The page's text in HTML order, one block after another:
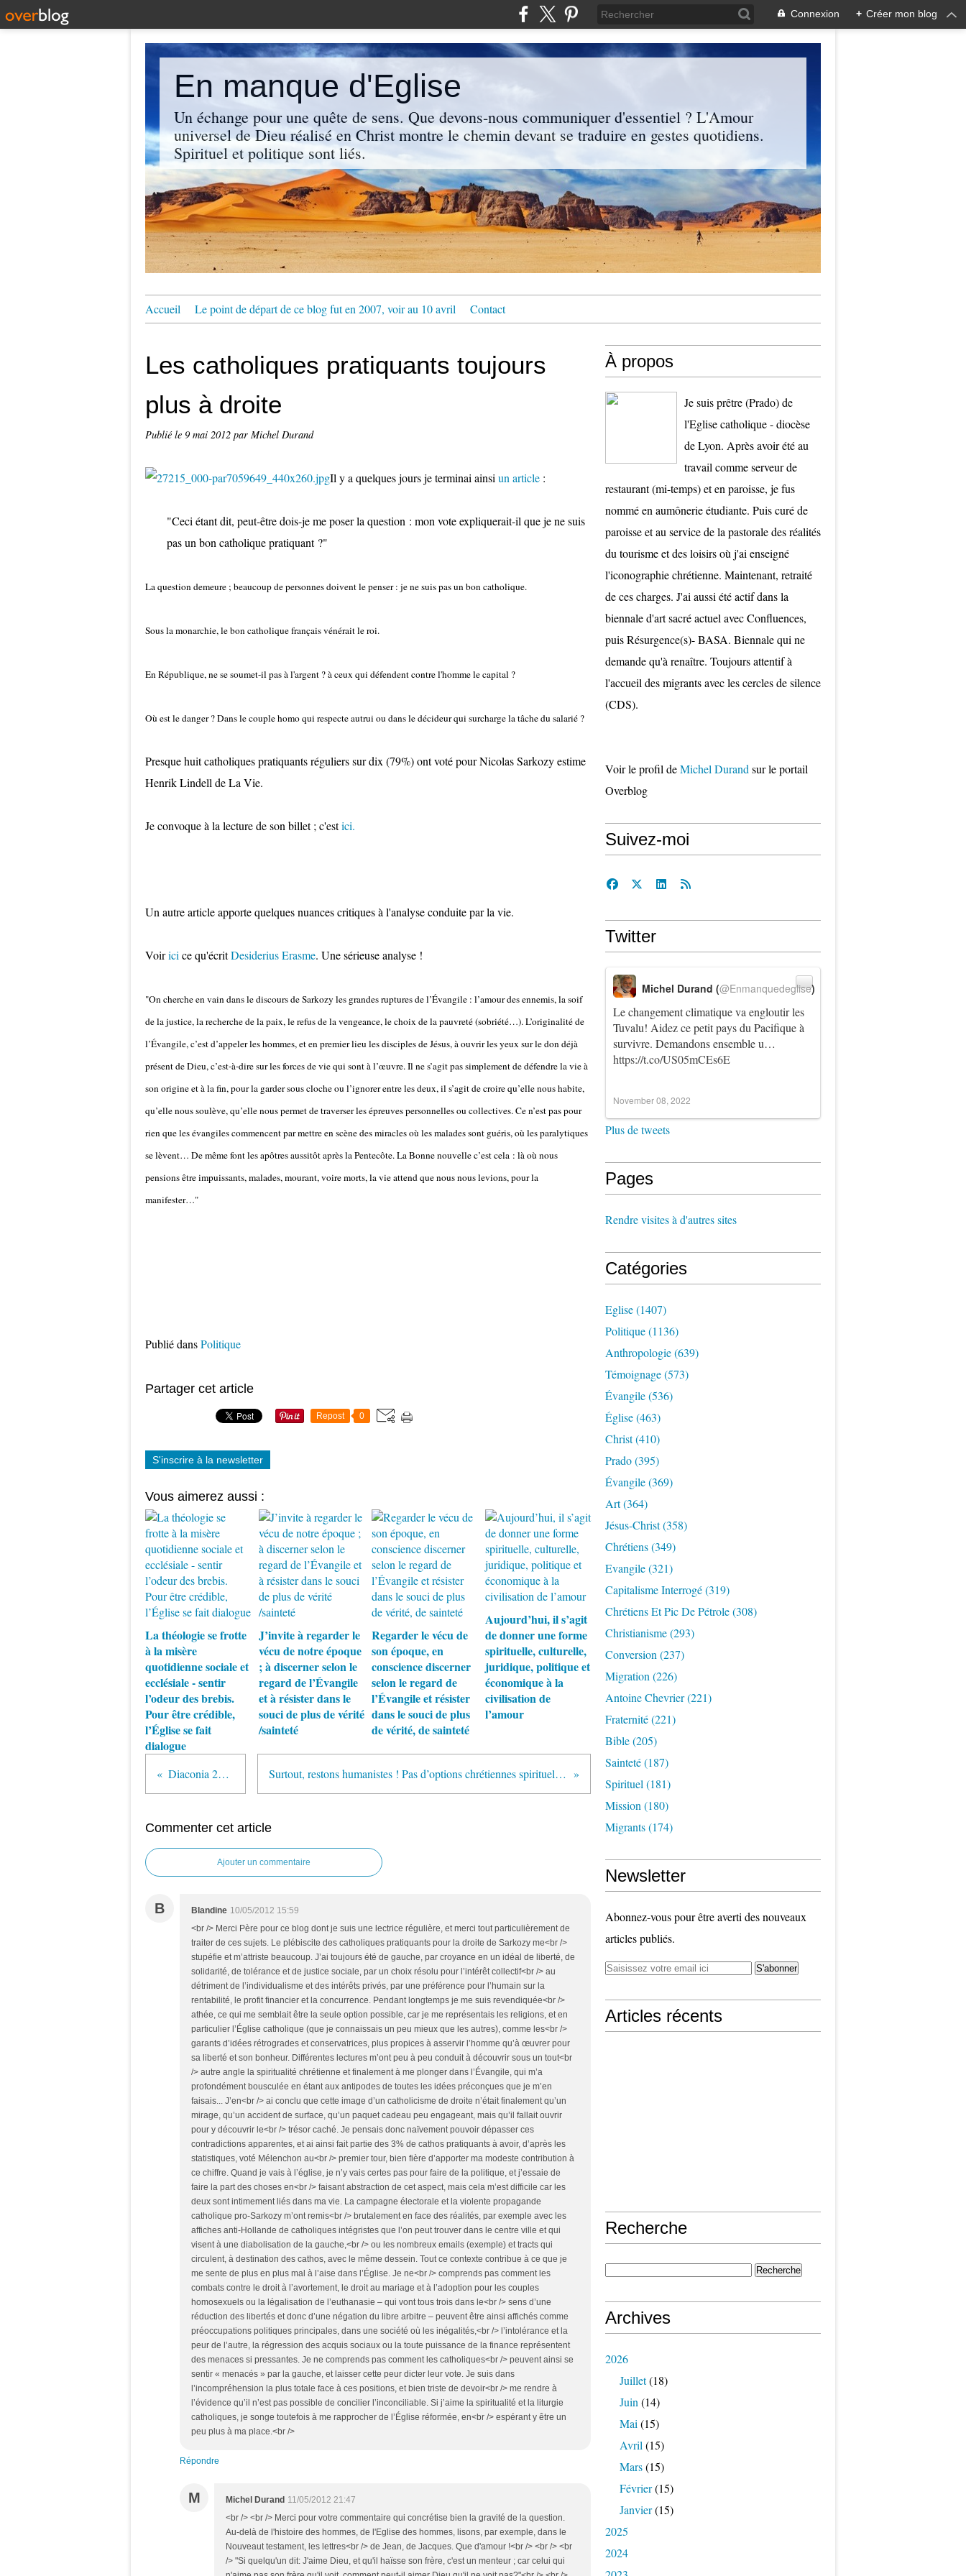
Connexion + Créer mon blog
En manque d'Eglise
Un échange pour une quête de sens. Que devons-nous communiquer d'essentiel ? L'Amour
universel de Dieu réalisé en Christ montre le chemin devant se traduire en gestes quotidiens.
Spirituel et politique sont liés.
Accueil Le point de départ de ce blog fut en 2007, voir au 10 avril Contact
Les catholiques pratiquants toujours
plus à droite
Publié le 9 mai 2012 par Michel Durand
Il y a quelques jours je terminai ainsi un article :
"Ceci étant dit, peut-être dois-je me poser la question : mon vote expliquerait-il que je ne suis
pas un bon catholique pratiquant ?"
La question demeure ; beaucoup de personnes doivent le penser : je ne suis pas un bon catholique.
Sous la monarchie, le bon catholique français vénérait le roi.
En République, ne se soumet-il pas à l'argent ? à ceux qui défendent contre l'homme le capital ?
Où est le danger ? Dans le couple homo qui respecte autrui ou dans le décideur qui surcharge la tâche du salarié ?
Presque huit catholiques pratiquants réguliers sur dix (79%) ont voté pour Nicolas Sarkozy estime
Henrik Lindell de La Vie.
Je convoque à la lecture de son billet ; c'estici.
Un autre article apporte quelques nuances critiques à l'analyse conduite par la vie.
Voirici ce qu'écritDesiderius Erasme. Une sérieuse analyse !
"On cherche en vain dans le discours de Sarkozy les grandes ruptures de l’Évangile : l’amour des ennemis, la soif
de la justice, la recherche de la paix, le refus de la vengeance, le choix de la pauvreté (sobriété…). L’originalité de
l’Évangile, c’est d’appeler les hommes, et en premier lieu les disciples de Jésus, à ouvrir les yeux sur le don déjà
présent de Dieu, c’est-à-dire sur les forces de vie qui sont à l’œuvre. Il ne s’agit pas simplement de défendre la vie à
son origine et à la fin, pour la garder sous cloche ou l’ignorer entre les deux, il s’agit de croire qu’elle nous habite,
qu’elle nous soulève, qu’elle nous permet de traverser les épreuves personnelles ou collectives. Ce n’est pas pour
rien que les évangiles commencent par mettre en scène des miracles où les malades sont guéris, où les paralytiques
se lèvent… De même font les apôtres aussitôt après la Pentecôte. La Bonne nouvelle c’est cela : là où nous
pensions être impuissants, malades, mourant, voire morts, la vie attend que nous nous levions, pour la
manifester…"
Publié dansPolitique
Partager cet article
Repost 0
S'inscrire à la newsletter
Vous aimerez aussi :
La théologie se frotte
à la misère
quotidienne sociale et
ecclésiale - sentir
l’odeur des brebis.
Pour être crédible,
l’Église se fait
dialogue
J’invite à regarder le
vécu de notre époque
; à discerner selon le
regard de l’Évangile
et à résister dans le
souci de plus de vérité
/sainteté
Regarder le vécu de
son époque, en
conscience discerner
selon le regard de
l’Évangile et résister
dans le souci de plus
de vérité, de sainteté
Aujourd’hui, il s’agit
de donner une forme
spirituelle, culturelle,
juridique, politique et
économique à la
civilisation de
l’amour
Diaconia 2013 Surtout, restons humanistes ! Pas d’options chrétiennes spirituelles.
Commenter cet article
Ajouter un commentaire
B Blandine 10/05/2012 15:59
<br /> Merci Père pour ce blog dont je suis une lectrice régulière, et merci tout particulièrement de
traiter de ces sujets. Le plébiscite des catholiques pratiquants pour la droite de Sarkozy me<br />
stupéfie et m’attriste beaucoup. J’ai toujours été de gauche, par croyance en un idéal de liberté, de
solidarité, de tolérance et de justice sociale, par un choix résolu pour l’intérêt collectif<br /> au
détriment de l’individualisme et des intérêts privés, par une préférence pour l’humain sur la
rentabilité, le profit financier et la concurrence. Pendant longtemps je me suis revendiquée<br />
athée, ce qui me semblait être la seule option possible, car je me représentais les religions, et en
particulier l’Église catholique (que je connaissais un peu mieux que les autres), comme les<br />
garants d’idées rétrogrades et conservatrices, plus propices à asservir l’homme qu’à œuvrer pour
sa liberté et son bonheur. Différentes lectures m’ont peu à peu conduit à découvrir sous un tout<br
/> autre angle la spiritualité chrétienne et finalement à me plonger dans l’Évangile, qui m’a
profondément bousculée en étant aux antipodes de toutes les idées préconçues que je m’en
faisais... J’en<br /> ai conclu que cette image d’un catholicisme de droite n’était finalement qu’un
mirage, qu’un accident de surface, qu’un paquet cadeau peu engageant, mais qu’il fallait ouvrir
pour y découvrir le<br /> trésor caché. Je pensais donc naïvement pouvoir dépasser ces
contradictions apparentes, et ai ainsi fait partie des 3% de cathos pratiquants à avoir, d’après les
statistiques, voté Mélenchon au<br /> premier tour, bien fière d’apporter ma modeste contribution à
ce chiffre. Quand je vais à l’église, je n’y vais certes pas pour faire de la politique, et j’essaie de
faire la part des choses en<br /> faisant abstraction de cet aspect, mais cela m’est difficile car les
deux sont intimement liés dans ma vie. La campagne électorale et la violente propagande
catholique pro-Sarkozy m’ont remis<br /> brutalement en face des réalités, par exemple avec les
affiches anti-Hollande de catholiques intégristes que l’on peut trouver dans le centre ville et qui
visent à une diabolisation de la gauche,<br /> ou les nombreux emails (exemple) et tracts qui
circulent, à destination des cathos, avec le même dessein. Tout ce contexte contribue à ce que je
me sente de plus en plus mal à l’aise dans l’Église. Je ne<br /> comprends pas comment les
combats contre le droit à l’avortement, le droit au mariage et à l’adoption pour les couples
homosexuels ou la légalisation de l’euthanasie – qui vont tous trois dans le<br /> sens d’une
réduction des libertés et donc d’une négation du libre arbitre – peuvent être ainsi affichés comme
préoccupations politiques principales, dans une société où les inégalités,<br /> l’intolérance et la
peur de l’autre, la régression des acquis sociaux ou la toute puissance de la finance représentent
des menaces si pressantes. Je ne comprends pas comment les catholiques<br /> peuvent ainsi se
sentir « menacés » par la gauche, et laisser cette peur dicter leur vote. Je suis dans
l’incompréhension la plus totale face à ces positions, et bien triste de devoir<br /> me rendre à
l’évidence qu’il n’est pas possible de concilier l’inconciliable. Si j’aime la spiritualité et la liturgie
catholiques, je songe toutefois à me rapprocher de l’Église réformée, en<br /> espérant y être un
peu plus à ma place.<br />
Répondre
M Michel Durand 11/05/2012 21:47
<br /> <br /> Merci pour votre commentaire qui concrétise bien la gravité de la question.
Au-delà de l'histoire des hommes, de l'Eglise des hommes, lisons, par exemple, dans le
Nouveaut testament, les lettres<br /> de Jean, de Jacques. Que d'amour !<br /> <br /> <br
/> "Si quelqu'un dit: J'aime Dieu, et qu'il haïsse son frère, c'est un menteur ; car celui qui
À propos
Je suis prêtre (Prado) de
l'Eglise catholique - diocèse
de Lyon. Après avoir été au
travail comme serveur de
restaurant (mi-temps) et en paroisse, je fus
nommé en aumônerie étudiante. Puis curé de
paroisse et au service de la pastorale des réalités
du tourisme et des loisirs où j'ai enseigné
l'iconographie chrétienne. Maintenant, retraité
de ces charges. J'ai aussi été actif dans la
biennale d'art sacré actuel avec Confluences,
puis Résurgence(s)- BASA. Biennale qui ne
demande qu'à renaître. Toujours attentif à
l'accueil des migrants avec les cercles de silence
(CDS).
Voir le profil deMichel Durand sur le portail
Overblog
Suivez-moi
Twitter
Le changement climatique va engloutir les
Tuvalu! Aidez ce petit pays du Pacifique à
survivre. Demandons ensemble u…
https://t.co/US05mCEs6E
Michel Durand (@Enmanquedeglise)
November 08, 2022
Plus de tweets
Pages
Rendre visites à d'autres sites
Catégories
Eglise(1407)
Politique(1136)
Anthropologie(639)
Témoignage(573)
Évangile(536)
Église(463)
Christ(410)
Prado(395)
Évangile(369)
Art(364)
Jésus-Christ(358)
Chrétiens(349)
Evangile(321)
Capitalisme Interrogé(319)
Chrétiens Et Pic De Pétrole(308)
Christianisme(293)
Conversion (237)
Migration (226)
Antoine Chevrier(221)
Fraternité(221)
Bible(205)
Sainteté(187)
Spirituel (181)
Mission (180)
Migrants(174)
Newsletter
Abonnez-vous pour être averti des nouveaux
articles publiés.
Articles récents
Recherche
Archives
2026
Juillet(18)
Juin (14)
Mai (15)
Avril (15)
Mars(15)
Février(15)
Janvier(15)
2025
2024